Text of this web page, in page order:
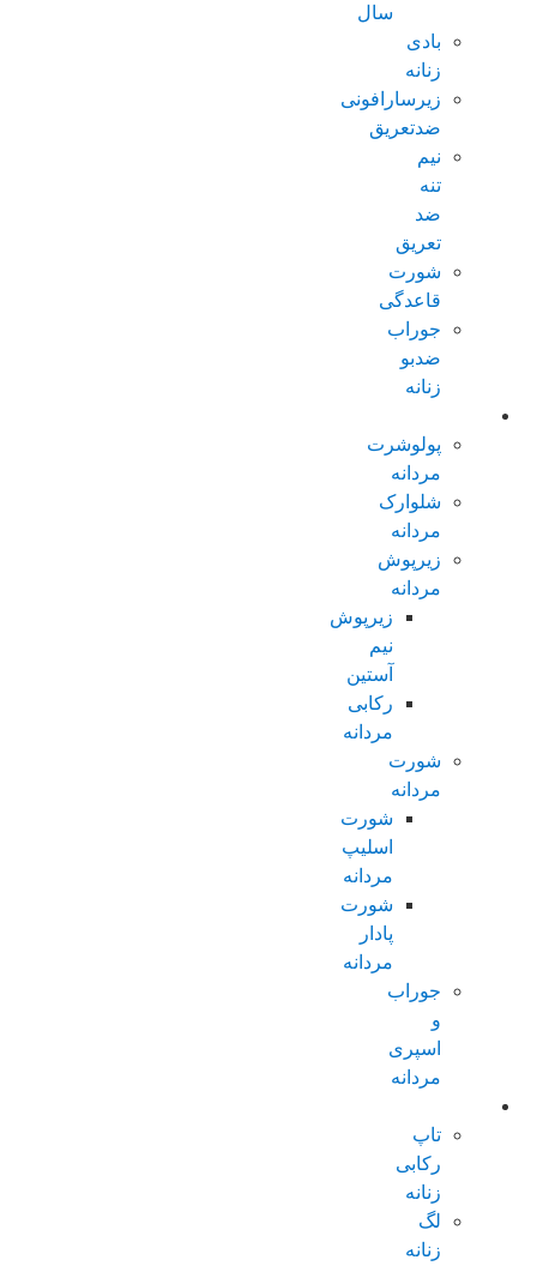
سال
بادی
زنانه
زیرسارافونی
ضدتعریق
نیم
تنه
ضد
تعریق
شورت
قاعدگی
جوراب
ضدبو
زنانه
پولوشرت
مردانه
شلوارک
مردانه
زیرپوش
مردانه
زیرپوش
نیم
آستین
رکابی
مردانه
شورت
مردانه
شورت
اسلیپ
مردانه
شورت
پادار
مردانه
جوراب
و
اسپری
مردانه
تاپ
رکابی
زنانه
لگ
زنانه